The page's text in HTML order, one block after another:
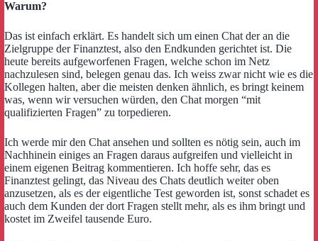
Warum?
Das ist einfach erklärt. Es handelt sich um einen Chat der an die
Zielgruppe der Finanztest, also den Endkunden gerichtet ist. Die
heute bereits aufgeworfenen Fragen, welche schon im Netz
nachzulesen sind, belegen genau das. Ich weiss zwar nicht wie es die
Kollegen halten, aber die meisten denken ähnlich, es bringt keinem
was, wenn wir versuchen würden, den Chat morgen “mit
qualifizierten Fragen” zu torpedieren.
Ich werde mir den Chat ansehen und sollten es nötig sein, auch im
Nachhinein einiges an Fragen daraus aufgreifen und vielleicht in
einem eigenen Beitrag kommentieren. Ich hoffe sehr, das es
Finanztest gelingt, das Niveau des Chats deutlich weiter oben
anzusetzen, als es der eigentliche Test geworden ist, sonst schadet es
auch dem Kunden der dort Fragen stellt mehr, als es ihm bringt und
kostet im Zweifel tausende Euro.